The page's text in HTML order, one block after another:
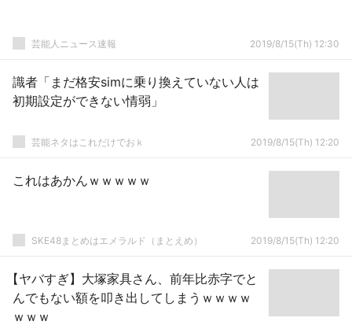
芸能人ニュース速報 2019/8/15(Th) 12:30
識者「まだ格安simに乗り換えていない人は
初期設定ができない情弱」
芸能ネタはこれだけでおｋ 2019/8/15(Th) 12:20
これはあかんｗｗｗｗｗ
SKE48まとめはエメラルド（まとえめ） 2019/8/15(Th) 12:20
【ヤバすぎ】大塚家具さん、前年比赤字でと
んでもない額を叩き出してしまうｗｗｗｗ
ｗｗｗ